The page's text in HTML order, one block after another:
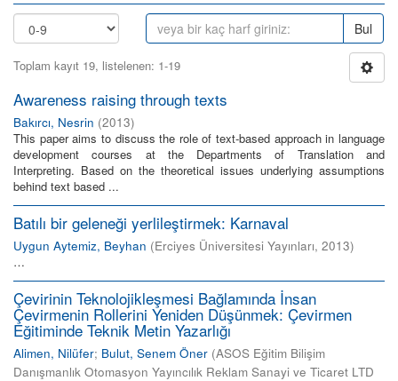
Bul
Toplam kayıt 19, listelenen: 1-19
Awareness raising through texts
Bakırcı, Nesrin (2013)
This paper aims to discuss the role of text-based approach in language
development courses at the Departments of Translation and
Interpreting. Based on the theoretical issues underlying assumptions
behind text based ...
Batılı bir geleneği yerlileştirmek: Karnaval
Uygun Aytemiz, Beyhan (Erciyes Üniversitesi Yayınları, 2013)
…
Çevirinin Teknolojikleşmesi Bağlamında İnsan
Çevirmenin Rollerini Yeniden Düşünmek: Çevirmen
Eğitiminde Teknik Metin Yazarlığı
Alimen, Nilüfer; Bulut, Senem Öner (ASOS Eğitim Bilişim
Danışmanlık Otomasyon Yayıncılık Reklam Sanayi ve Ticaret LTD